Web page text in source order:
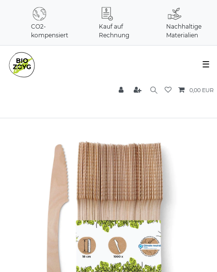
CO2-
kompensiert
Kauf auf
Rechnung
Nachhaltige
Materialien
☰
0,00 EUR